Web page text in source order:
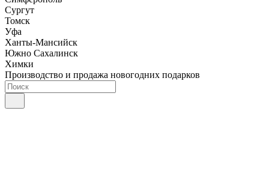
Сургут
Томск
Уфа
Ханты-Мансийск
Южно Сахалинск
Химки
Производство и продажа новогодних подарков